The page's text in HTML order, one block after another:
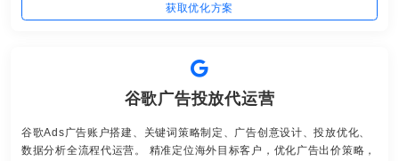
获取优化方案
谷歌广告投放代运营
谷歌Ads广告账户搭建、关键词策略制定、广告创意设计、投放优化、
数据分析全流程代运营。 精准定位海外目标客户，优化广告出价策略，